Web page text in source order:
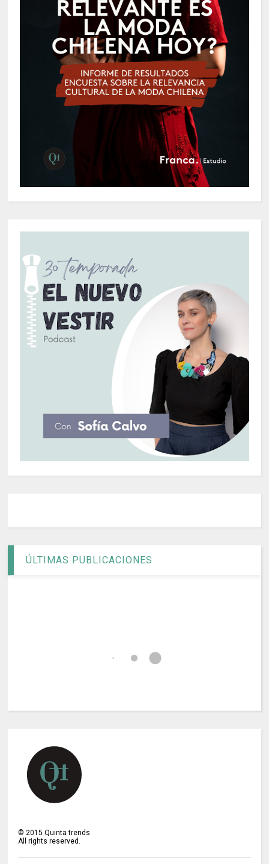
ÚLTIMAS PUBLICACIONES
©2015 Quinta trends
All rights reserved.